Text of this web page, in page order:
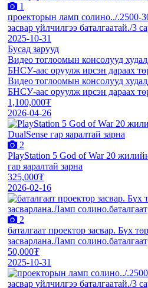
1
проекторын ламп солино../.2500-
засвар үйлчилгээ баталгаатай./3
2025-10-31
Бусад зарууд
Видео тоглоомын консолууд
БНСУ-аас оруулж ирсэн дараах
Видео тоглоомын консолууд
БНСУ-аас оруулж ирсэн дараах
1,100,000₮
2026-04-26
2
PlayStation 5 God of War 20
гар яаралтай зарна
325,000₮
2026-02-16
2
баталгаат проектор засвар. Бүх
засварлана.Ламп солино.баталгаат
50,000₮
2025-10-31